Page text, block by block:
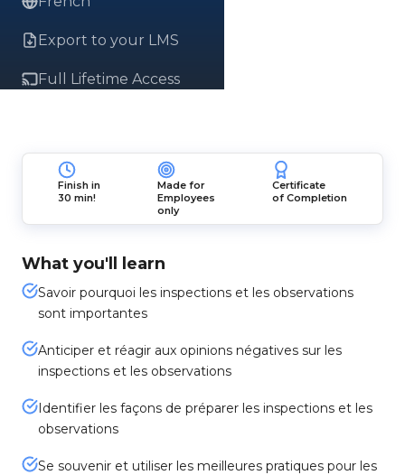
Export to your LMS
Full Lifetime Access
Finish in
30 min!
Made for
Employees
only
Certificate
of Completion
What you'll learn
Savoir pourquoi les inspections et les observations
sont importantes
Anticiper et réagir aux opinions négatives sur les
inspections et les observations
Identifier les façons de préparer les inspections et les
observations
Se souvenir et utiliser les meilleures pratiques pour les